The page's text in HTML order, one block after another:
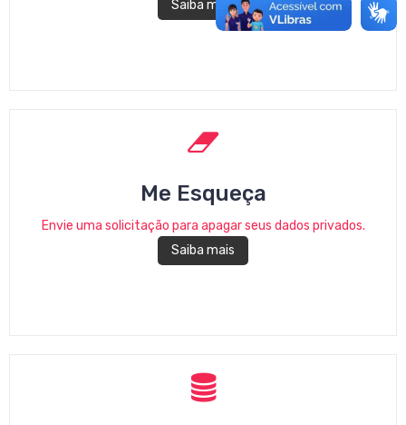
Saiba mais
Me Esqueça
Envie uma solicitação para apagar seus dados privados.
Saiba mais